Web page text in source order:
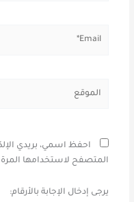
احفظ اسمي، بريدي
المتصفح لاستخدامها
يرجى إدخال الإجابة بالأرقام: